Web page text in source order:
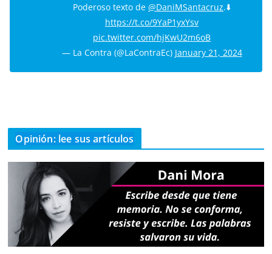
Poderoso texto de @DaniMSantacruz.⬇️
https://t.co/9YaP1yxYsv
pic.twitter.com/hjKwU2m6oB
— La Contra (@LaContraEc) January 21, 2024
Opinión: lee sus artículos